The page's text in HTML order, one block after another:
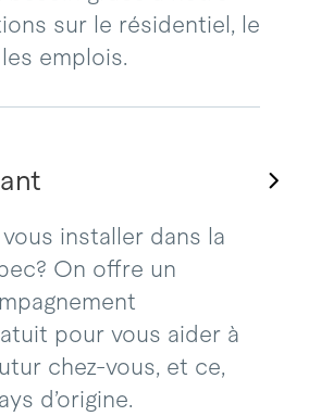
sur le résidentiel, le
emplois.
installer dans la
On offre un
pour vous aider à
chez-vous, et ce,
d’origine.